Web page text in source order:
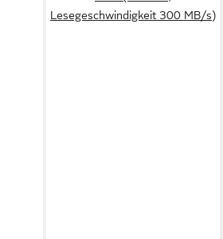
Lesegeschwindigkeit 300 MB/s)